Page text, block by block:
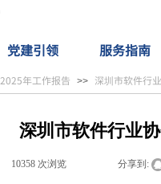
党建引领 服务指南
2025年工作报告 >> 深圳市软件行
深圳市软件行业
10358 次浏览 分享到: